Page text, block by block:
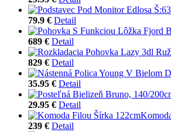
79.9 € Detail
689 € Detail
829 € Detail
35.95 € Detail
29.95 € Detail
239 € Detail